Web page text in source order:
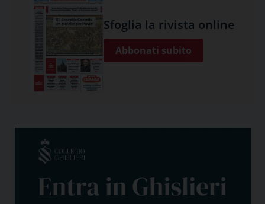
Sfoglia la rivista online
Abbonati subito